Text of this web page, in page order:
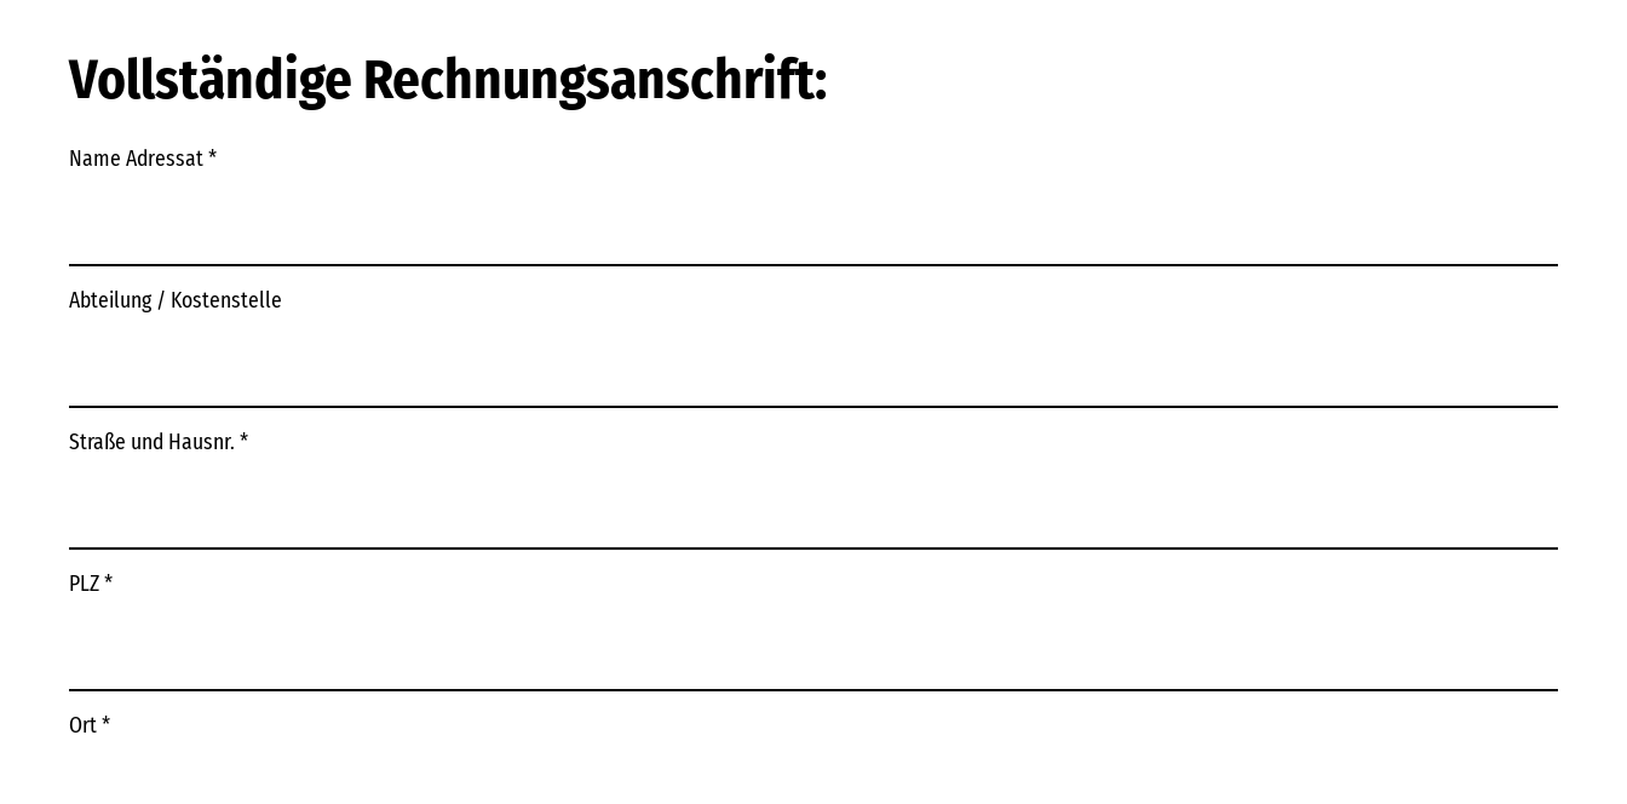
Vollständige Rechnungsanschrift:
Name Adressat*
Abteilung / Kostenstelle
Straße und Hausnr. *
PLZ*
Ort*